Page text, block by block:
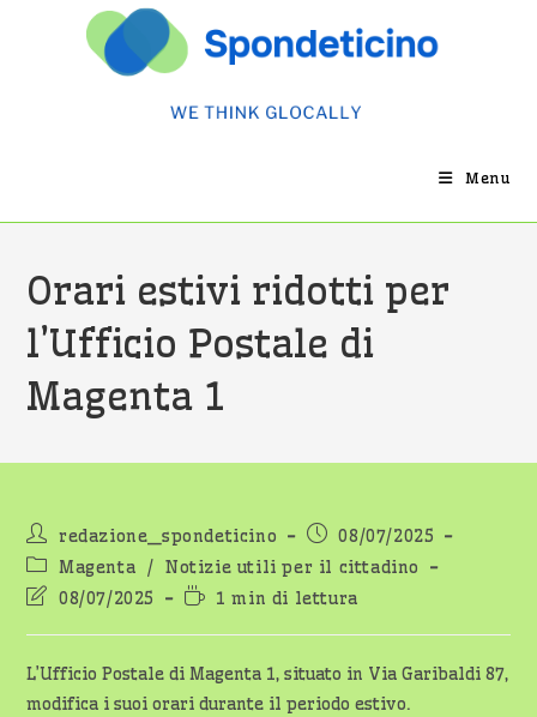
Menu
Orari estivi ridotti per
l’Ufficio Postale di
Magenta 1
Autore
dell'articolo:
redazione_spondeticino
Articolo
pubblicato:
08/07/2025
Categoria
dell'articolo:
Magenta / Notizie utili per il cittadino
Ultima
dell'articolo:
08/07/2025
Tempo
lettura:
1 min di lettura
L’Ufficio Postale di Magenta 1, situato in Via Garibaldi 87,
modifica i suoi orari durante il periodo estivo.